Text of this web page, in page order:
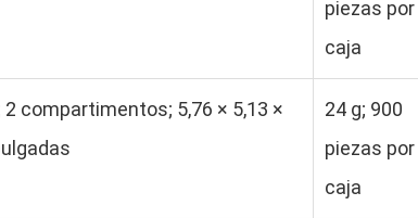
piezas por
caja
2 compartimentos; 5,76 × 5,13 ×
24 g; 900
piezas por
caja